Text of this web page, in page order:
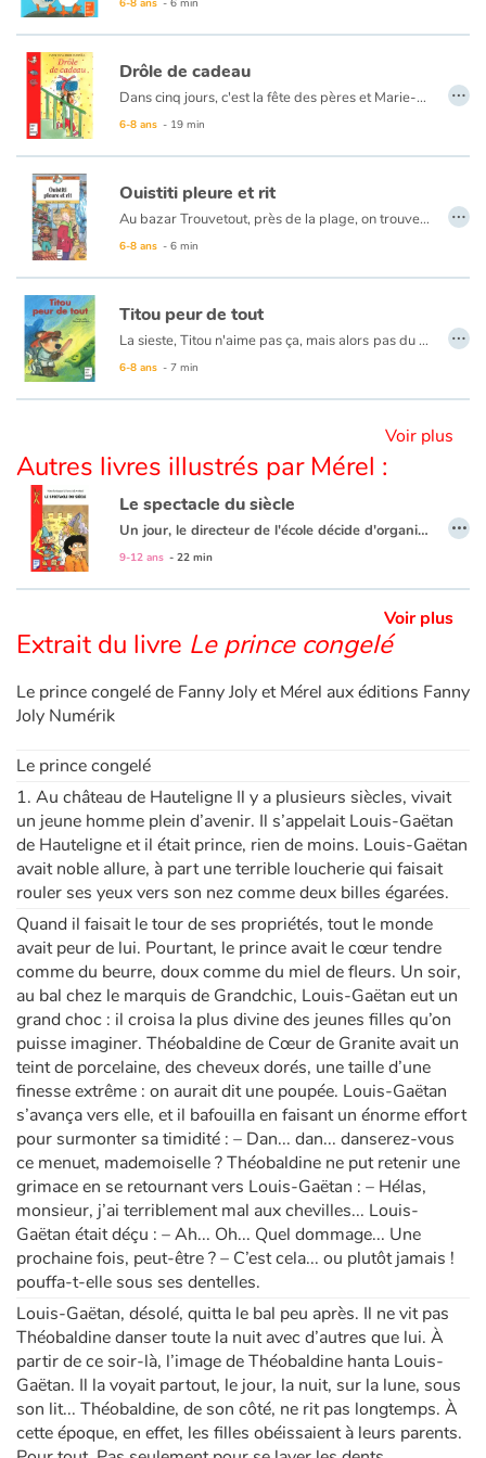
Blog
Actualités
Rencontres et témoignages
Contes d'ici et d'ailleurs
Autour de la lecture
Apprendre à lire
Activités et ateliers
Apprendre les langues
Dyslexie, troubles de la lecture
Nos listes de lecture
Les plus lus
6-8 ans - 6 min
Drôle de cadeau
Dans cinq jours, c'est la fête des pères et Marie-Lou n'a pas de cadeau. Le ouistiti qu'elle a fait à l'école est raté. Ses autres idées sont trop difficiles à réaliser. Et sa tirelire désespérément vide. Pourtant, Marie-Lou est bien décidée à offrir à son papa un cadeau magnifique, surprenant, original. Un cadeau qu'il n'oubliera jamais. Et quand Marie-Lou a décidé quelque chose...
6-8 ans - 19 min
…
Ouistiti pleure et rit
Au bazar Trouvetout, près de la plage, on trouve vraiment tout. Même des jouets de Noël. Mais cette année, le patron a mis en vitrine un Ouistiti en peluche qui ne plaît pas à la patronne. Coincé sur son étagère, Ouistiti voudrait tant qu’un enfant le choisisse...
6-8 ans - 6 min
…
Titou peur de tout
La sieste, Titou n'aime pas ça, mais alors pas du tout. Si bien qu'au moindre bruit... Titou se relève, et part combattre les monstres. Car, tout le monde le sait, les maisons en regorgent !
6-8 ans - 7 min
…
Voir plus
Autres livres illustrés par Mérel :
Le spectacle du siècle
Un jour, le directeur de l'école décide d'organiser un grand spectacle et c'est la classe de Caroline qui s'y colle. Les élèves sont fous de joie ! Mais il faut faire vite et trouver une idée originale n'est pas chose facile... Finalement, ils décident de jouer une pièce de théâtre avec des princes, des princesses et... un samouraï !
9-12 ans - 22 min
…
Voir plus
Extrait du livre Le prince congelé
Le prince congelé de Fanny Joly et Mérel aux éditions Fanny
Joly Numérik
Le prince congelé
1. Au château de Hauteligne Il y a plusieurs siècles, vivait
un jeune homme plein d’avenir. Il s’appelait Louis-Gaëtan
de Hauteligne et il était prince, rien de moins. Louis-Gaëtan
avait noble allure, à part une terrible loucherie qui faisait
rouler ses yeux vers son nez comme deux billes égarées.
Quand il faisait le tour de ses propriétés, tout le monde
avait peur de lui. Pourtant, le prince avait le cœur tendre
comme du beurre, doux comme du miel de fleurs. Un soir,
au bal chez le marquis de Grandchic, Louis-Gaëtan eut un
grand choc : il croisa la plus divine des jeunes filles qu’on
puisse imaginer. Théobaldine de Cœur de Granite avait un
teint de porcelaine, des cheveux dorés, une taille d’une
finesse extrême : on aurait dit une poupée. Louis-Gaëtan
s’avança vers elle, et il bafouilla en faisant un énorme effort
pour surmonter sa timidité : – Dan... dan... danserez-vous
ce menuet, mademoiselle ? Théobaldine ne put retenir une
grimace en se retournant vers Louis-Gaëtan : – Hélas,
monsieur, j’ai terriblement mal aux chevilles... Louis-
Gaëtan était déçu : – Ah... Oh... Quel dommage... Une
prochaine fois, peut-être ? – C’est cela... ou plutôt jamais !
pouffa-t-elle sous ses dentelles.
Louis-Gaëtan, désolé, quitta le bal peu après. Il ne vit pas
Théobaldine danser toute la nuit avec d’autres que lui. À
partir de ce soir-là, l’image de Théobaldine hanta Louis-
Gaëtan. Il la voyait partout, le jour, la nuit, sur la lune, sous
son lit... Théobaldine, de son côté, ne rit pas longtemps. À
cette époque, en effet, les filles obéissaient à leurs parents.